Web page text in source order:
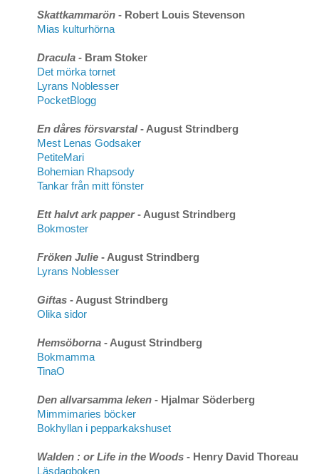
Skattkammarön - Robert Louis Stevenson
Mias kulturhörna
Dracula - Bram Stoker
Det mörka tornet
Lyrans Noblesser
PocketBlogg
En dåres försvarstal- August Strindberg
Mest Lenas Godsaker
PetiteMari
Bohemian Rhapsody
Tankar från mitt fönster
Ett halvt ark papper- August Strindberg
Bokmoster
Fröken Julie - August Strindberg
Lyrans Noblesser
Giftas - August Strindberg
Olika sidor
Hemsöborna - August Strindberg
Bokmamma
TinaO
Den allvarsamma leken - Hjalmar Söderberg
Mimmimaries böcker
Bokhyllan i pepparkakshuset
Walden : or Life in the Woods - Henry David Thoreau
Läsdagboken